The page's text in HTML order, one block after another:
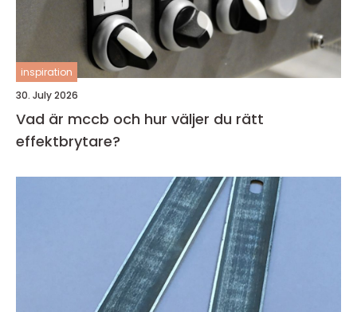
inspiration
30. July 2026
Vad är mccb och hur väljer du rätt
effektbrytare?